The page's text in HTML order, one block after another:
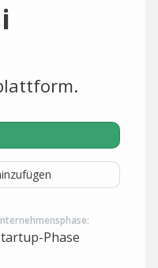
Phase